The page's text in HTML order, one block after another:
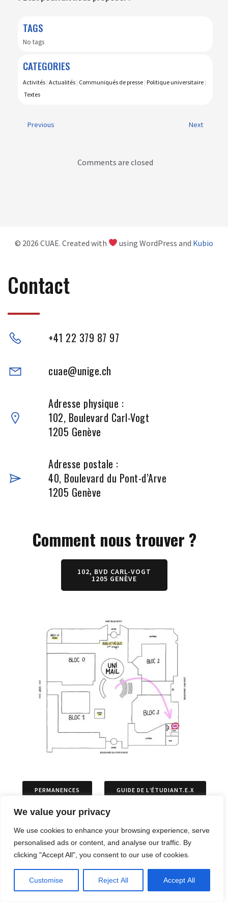
We value your privacy
We use cookies to enhance your browsing experience, serve
personalised ads or content, and analyse our traffic. By
clicking "Accept All", you consent to our use of cookies.
Customise Reject All Accept All
TAGS
No tags
CATEGORIES
Activités | Actualités | Communiqués de presse | Politique universitaire |
Textes
Previous Next
Comments are closed
© 2026 CUAE. Created with using WordPress and Kubio
Contact
+41 22 379 87 97
cuae@unige.ch
Adresse physique :
102, Boulevard Carl-Vogt
1205 Genève
Adresse postale :
40, Boulevard du Pont-d’Arve
1205 Genève
Comment nous trouver ?
102, BVD CARL-VOGT
1205 GENÈVE
PERMANENCES GUIDE DE L’ÉTUDIANT.E.X
ARTICLES OPPOSITIONS ET RECOURS
ARCHIVES